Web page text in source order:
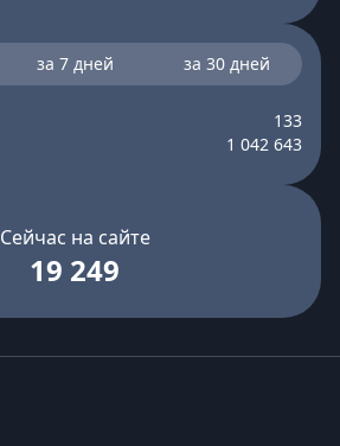
за 7 дней за 30 дней
133
1 042 643
Сейчас на сайте
19 249